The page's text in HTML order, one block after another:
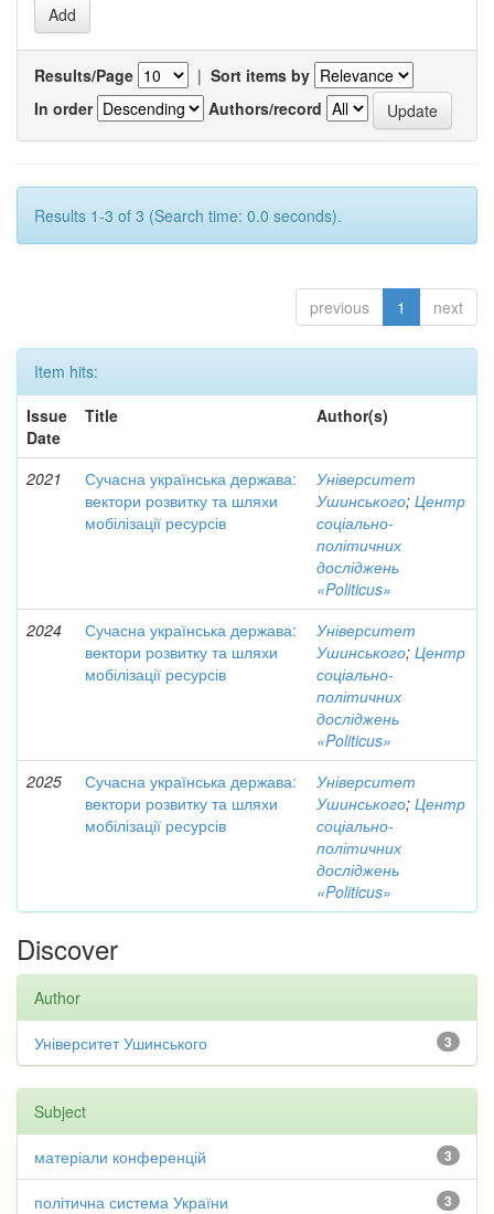
Results/Page | Sort items by
In order
Authors/record
Results 1-3 of 3 (Search time: 0.0 seconds).
previous 1 next
Item hits:
Issue
Date
Title Author(s)
2021
Сучасна українська держава:
вектори розвитку та шляхи
мобілізації ресурсів
Університет
Ушинського; Центр
соціально-
політичних
досліджень
«Politicus»
2024
Сучасна українська держава:
вектори розвитку та шляхи
мобілізації ресурсів
Університет
Ушинського; Центр
соціально-
політичних
досліджень
«Politicus»
2025
Сучасна українська держава:
вектори розвитку та шляхи
мобілізації ресурсів
Університет
Ушинського; Центр
соціально-
політичних
досліджень
«Politicus»
Discover
Author
3
Університет Ушинського
Subject
3
матеріали конференцій
3
політична система України